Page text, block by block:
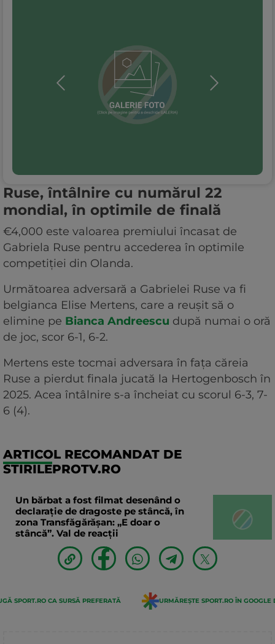
Ruse, întâlnire cu numărul 22
mondial, în optimile de finală
€4,000 este valoarea premiului încasat de
Gabriela Ruse pentru accederea în optimile
competiției din Olanda.
Următoarea adversară a Gabrielei Ruse va fi
belgianca Elise Mertens, care a reușit să o
elimine pe Bianca Andreescu după numai o oră
de joc, scor 6-1, 6-2.
Mertens este tocmai adversara în fața căreia
Ruse a pierdut finala jucată la Hertogenbosch în
2025. Acea întâlnire s-a încheiat cu scorul 6-3, 7-
6 (4).
ARTICOL RECOMANDAT DE
STIRILEPROTV.RO
Un bărbat a fost filmat desenând o
declaraţie de dragoste pe stâncă, în
zona Transfăgărăşan: „E doar o
stâncă”. Val de reacții
SPORT.RO CA SURSĂ PREFERATĂ URMĂREȘTE SPORT.RO ÎN GOOGLE